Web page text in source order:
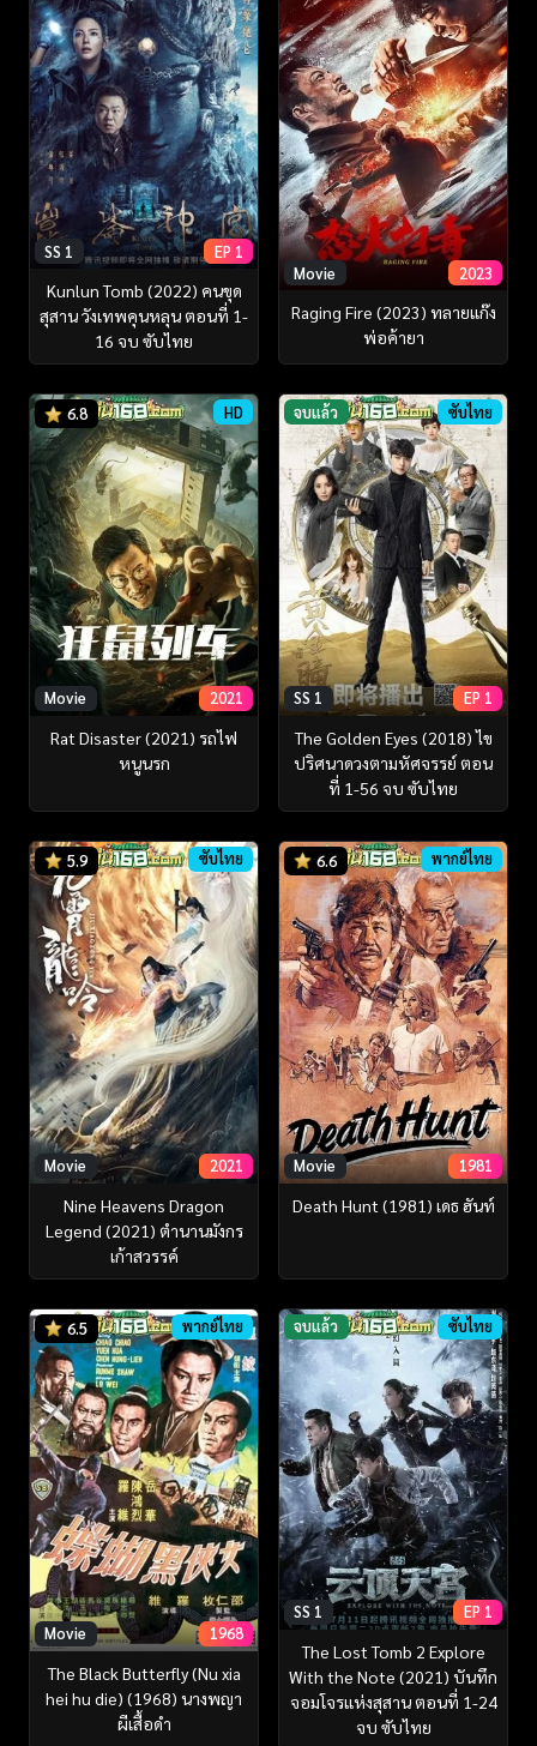
SS 1 EP 1
Kunlun Tomb (2022) คนขุด
สุสาน วังเทพคุนหลุน ตอนที่ 1-
16 จบ ซับไทย
Movie 2023
Raging Fire (2023) ทลายแก๊ง
พ่อค้ายา
6.8 HD
Movie 2021
Rat Disaster (2021) รถไฟ
หนูนรก
จบแล้ว ซับไทย
SS 1 EP 1
The Golden Eyes (2018) ไข
ปริศนาดวงตามหัศจรรย์ ตอน
ที่ 1-56 จบ ซับไทย
5.9 ซับไทย
Movie 2021
Nine Heavens Dragon
Legend (2021) ตำนานมังกร
เก้าสวรรค์
6.6 พากย์ไทย
Movie 1981
Death Hunt (1981) เดธ ฮันท์
6.5 พากย์ไทย
Movie 1968
The Black Butterfly (Nu xia
hei hu die) (1968) นางพญา
ผีเสื้อดำ
จบแล้ว ซับไทย
SS 1 EP 1
The Lost Tomb 2 Explore
With the Note (2021) บันทึก
จอมโจรแห่งสุสาน ตอนที่ 1-24
จบ ซับไทย